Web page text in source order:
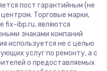
конфорки
пост гарантийным (не
Торговые марки,
fix-ibp.ru, являются
знаками компаний
используется не с целью
услуг по ремонту, а с
о предоставляемых